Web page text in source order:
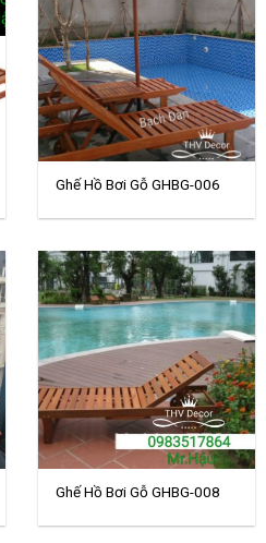
Ghế Hồ Bơi Gỗ GHBG-006
Ghế Hồ Bơi Gỗ GHBG-008